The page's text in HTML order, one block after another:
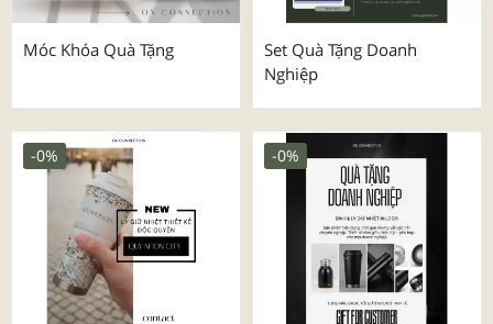
Móc Khóa Quà Tặng
Set Quà Tặng Doanh
Nghiệp
-0% -0%